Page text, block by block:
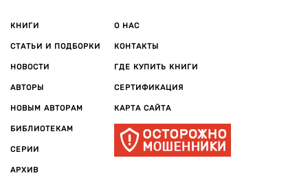
КНИГИ
СТАТЬИ И ПОДБОРКИ
НОВОСТИ
АВТОРЫ
НОВЫМ АВТОРАМ
БИБЛИОТЕКАМ
СЕРИИ
АРХИВ
О НАС
КОНТАКТЫ
ГДЕ КУПИТЬ КНИГИ
СЕРТИФИКАЦИЯ
КАРТА САЙТА